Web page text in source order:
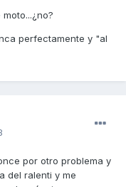
perfectamente y "al
por otro problema y
del ralenti y me